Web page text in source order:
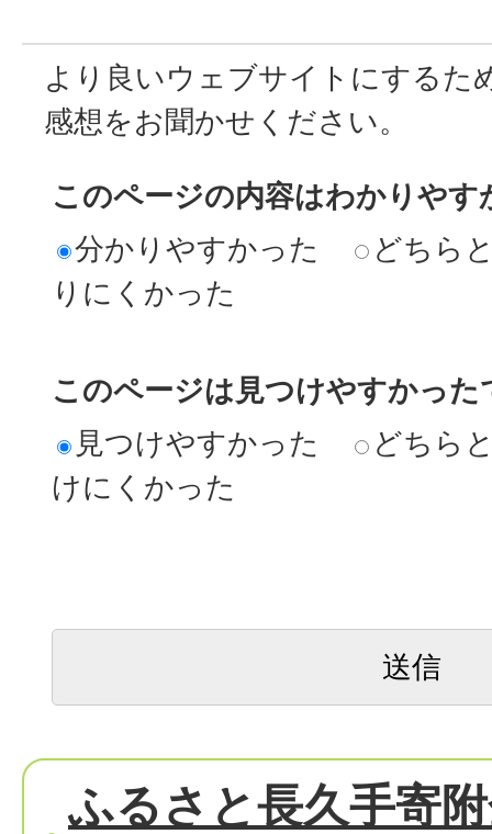
より良いウェブサイトにするた
感想をお聞かせください。
このページの内容はわかりやす
分かりやすかった
どちら
りにくかった
このページは見つけやすかった
見つけやすかった
どちら
けにくかった
ふるさと長久手寄